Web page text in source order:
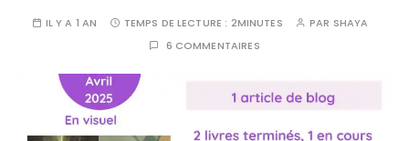
IL Y A 1 AN TEMPS DE LECTURE : 2MINUTES PAR SHAYA
6 COMMENTAIRES